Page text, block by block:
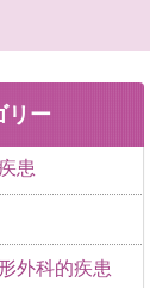
リー
患
外科的疾患